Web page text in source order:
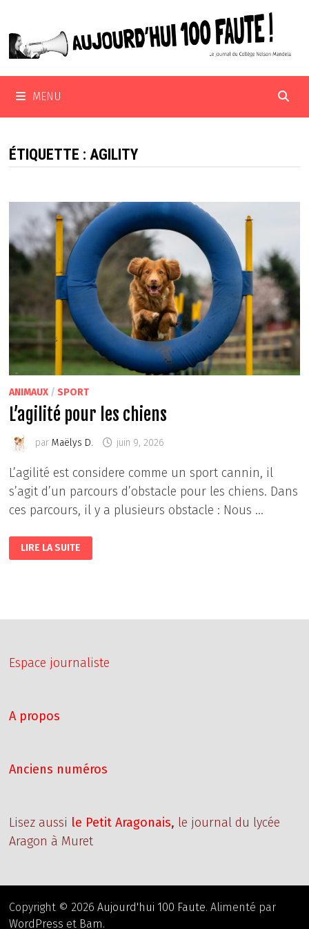
contenu
MENU
ÉTIQUETTE :AGILITY
ANIMAUX /SPORT
L’agilité pour les chiens
parMaëlys D. juin 9, 2026
L’agilité est considere comme un sport cannin, il
s’agit d’un parcours d’obstacle pour les chiens. Dans
ces parcours, il y a plusieurs obstacle : Nous …
L’AGILITÉ
POUR
LES
LIRE LA SUITE
Espace journaliste
A propos
Anciens numéros
Lisez aussi le Petit Aragonais, le journal du lycée
Aragon à Muret
Copyright © 2026Aujourd'hui 100 Faute. Alimenté par
WordPress et Bam.